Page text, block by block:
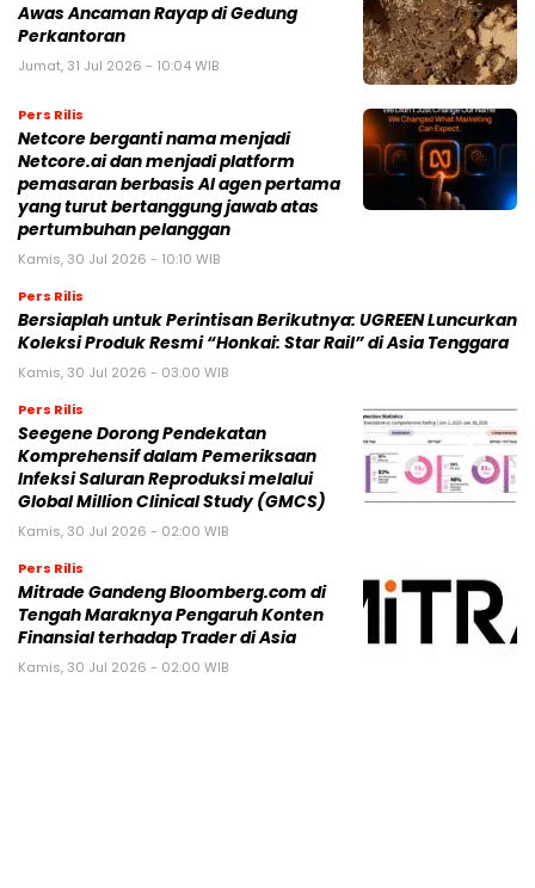
Awas Ancaman Rayap di Gedung
Perkantoran
Jumat, 31 Jul 2026 - 10:04 WIB
Pers Rilis
Netcore berganti nama menjadi
Netcore.ai dan menjadi platform
pemasaran berbasis AI agen pertama
yang turut bertanggung jawab atas
pertumbuhan pelanggan
Kamis, 30 Jul 2026 - 10:10 WIB
Pers Rilis
Bersiaplah untuk Perintisan Berikutnya: UGREEN Luncurkan
Koleksi Produk Resmi “Honkai: Star Rail” di Asia Tenggara
Kamis, 30 Jul 2026 - 03:00 WIB
Pers Rilis
Seegene Dorong Pendekatan
Komprehensif dalam Pemeriksaan
Infeksi Saluran Reproduksi melalui
Global Million Clinical Study (GMCS)
Kamis, 30 Jul 2026 - 02:00 WIB
Pers Rilis
Mitrade Gandeng Bloomberg.com di
Tengah Maraknya Pengaruh Konten
Finansial terhadap Trader di Asia
Kamis, 30 Jul 2026 - 02:00 WIB